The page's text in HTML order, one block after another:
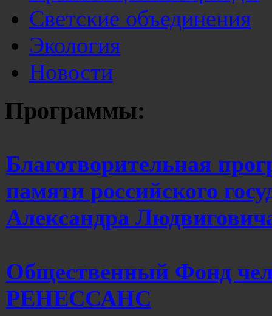
Светские объединения
Экология
Новости
Программы:
Благотворительная
памяти российского
Александра
Общественный Фонд
РЕНЕССАНС